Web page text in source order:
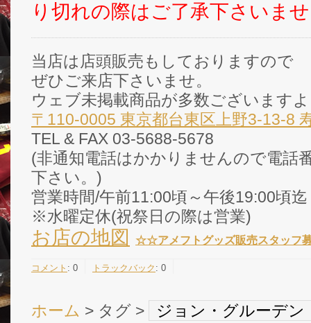
り切れの際はご了承下さいま
当店は店頭販売もしておりますので
ぜひご来店下さいませ。
ウェブ未掲載商品が多数ございますよ
〒110-0005 東京都台東区上野3-13-8
TEL & FAX 03-5688-5678
(非通知電話はかかりませんので電話
下さい。)
営業時間/午前11:00頃～午後19:00頃迄
※水曜定休(祝祭日の際は営業)
お店の地図 ☆☆アメフトグッズ販売スタッ
コメント : 0 トラックバック : 0
ホーム > タグ > ジョン・グルーデン